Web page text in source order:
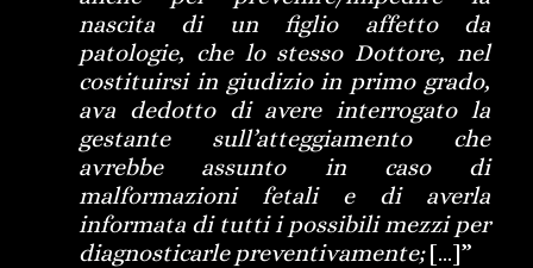
nascita di un figlio affetto da
patologie, che lo stesso Dottore, nel
costituirsi in giudizio in primo grado,
ava dedotto di avere interrogato la
gestante sull’atteggiamento che
avrebbe assunto in caso di
malformazioni fetali e di averla
informata di tutti i possibili mezzi per
diagnosticarle preventivamente;[…]”